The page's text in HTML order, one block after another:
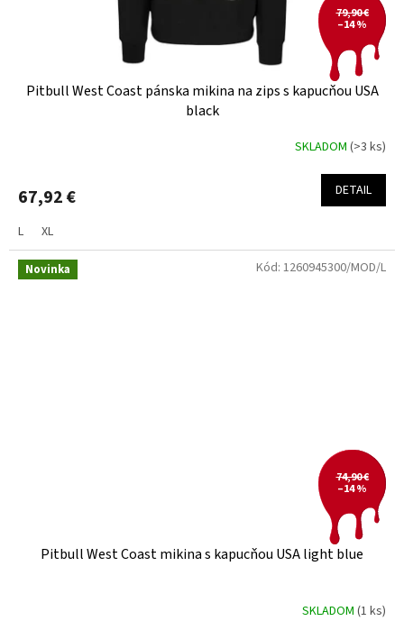
79,90 €
–14 %
Pitbull West Coast pánska mikina na zips s kapucňou USA
black
SKLADOM (>3 ks)
67,92 € DETAIL
L XL
Novinka
74,90 €
–14 %
Pitbull West Coast mikina s kapucňou USA light blue
SKLADOM (1 ks)
Kód: 1260945300/MOD/L